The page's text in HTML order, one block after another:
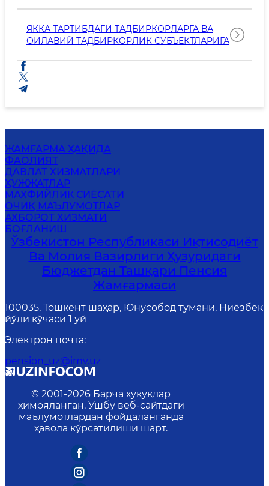
ЯККА ТАРТИБДАГИ ТАДБИРКОРЛАРГА ВА
ОИЛАВИЙ ТАДБИРКОРЛИК СУБЪЕКТЛАРИГА
ЖАМҒАРМА ҲАҚИДА
ФАОЛИЯТ
ДАВЛАТ ХИЗМАТЛАРИ
ҲУЖЖАТЛАР
MАХФИЙЛИК СИЁСАТИ
ОЧИҚ МАЪЛУМОТЛАР
АХБОРОТ ХИЗМАТИ
БОҒЛАНИШ
Ўзбекистон Республикаси Иқтисодиёт
Ва Молия Вазирлиги Ҳузуридаги
Бюджетдан Ташқари Пенсия
Жамғармаси
100035, Тошкент шаҳар, Юнусобод тумани, Ниёзбек
йўли кўчаси 1 уй
Электрон почта:
pension_uz@imv.uz
© 2001-2026 Барча ҳуқуқлар
ҳимояланган. Ушбу веб-сайтдаги
маълумотлардан фойдаланганда
ҳавола кўрсатилиши шарт.